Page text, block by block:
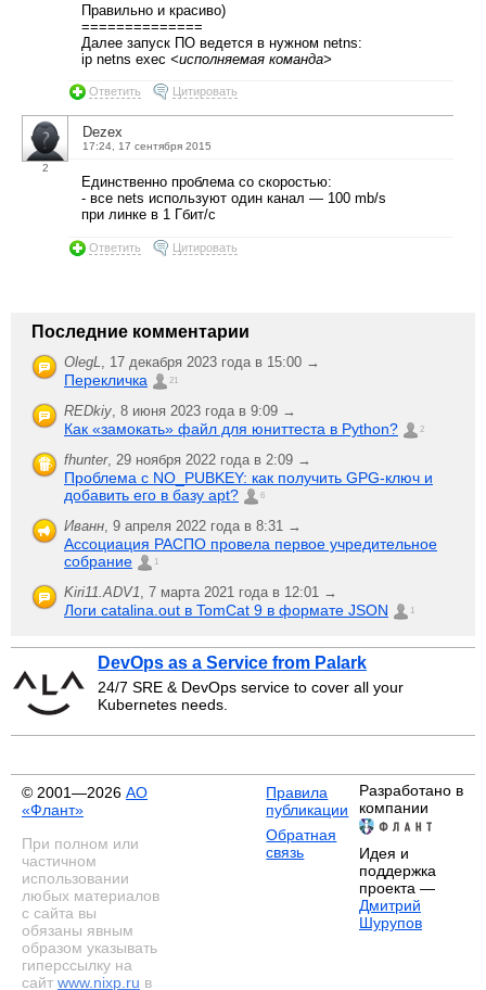
Правильно и красиво)
==============
Далее запуск ПО ведется в нужном netns:
ip netns exec <исполняемая команда>
Ответить Цитировать
2
Dezex
17:24, 17 сентября 2015
Единственно проблема со скоростью:
- все nets используют один канал — 100 mb/s
при линке в 1 Гбит/с
Ответить Цитировать
Последние комментарии
OlegL, 17 декабря 2023 года в 15:00 →
Перекличка 21
REDkiy, 8 июня 2023 года в 9:09 →
Как «замокать» файл для юниттеста в Python? 2
fhunter, 29 ноября 2022 года в 2:09 →
Проблема с NO_PUBKEY: как получить GPG-ключ и
добавить его в базу apt?
6
Иванн, 9 апреля 2022 года в 8:31 →
Ассоциация РАСПО провела первое учредительное
собрание
1
Kiri11.ADV1, 7 марта 2021 года в 12:01 →
Логи catalina.out в TomCat 9 в формате JSON 1
DevOps as a Service from Palark
24/7 SRE & DevOps service to cover all your
Kubernetes needs.
© 2001—2026 АО
«Флант»
При полном или
частичном
использовании
любых материалов
с сайта вы
обязаны явным
образом указывать
гиперссылку на
сайт www.nixp.ru в
Правила
публикации
Обратная
связь
Разработано в
компании
Идея и
поддержка
проекта —
Дмитрий
Шурупов